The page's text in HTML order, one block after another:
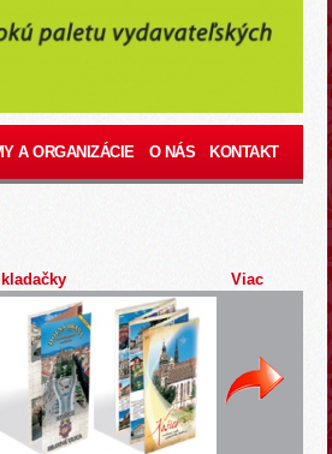
A ORGANIZÁCIE O NÁS KONTAKT
Viac